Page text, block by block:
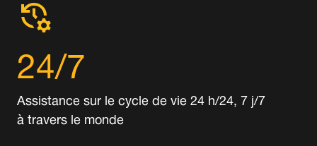
24/7
Assistance sur le cycle de vie 24 h/24, 7 j/7
à travers le monde